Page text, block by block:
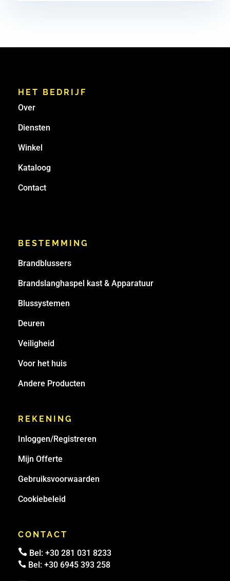
HET BEDRIJF
Over
Diensten
Winkel
Kataloog
Contact
BESTEMMING
Brandblussers
Brandslanghaspel kast & Apparatuur
Blussystemen
Deuren
Veiligheid
Voor het huis
Andere Producten
REKENING
Inloggen/Registreren
Mijn Offerte
Gebruiksvoorwaarden
Cookiebeleid
CONTACT
Bel: +30 281 031 8233
Bel: +30 6945 393 258